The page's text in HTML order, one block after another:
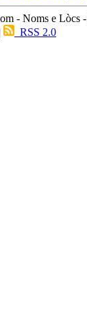
- Noms e Lòcs -
RSS 2.0